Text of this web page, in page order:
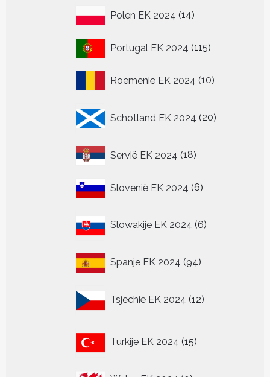
Polen EK 2024 1414
Portugal EK 2024 115115
Roemenië EK 2024 1010
Schotland EK 2024 20
producten
Servië EK 2024 1818
Slovenië EK 2024 66
Slowakije EK 2024 6
producten
Spanje EK 2024 9494
Tsjechië EK 2024 12
producten
Turkije EK 2024 15
producten